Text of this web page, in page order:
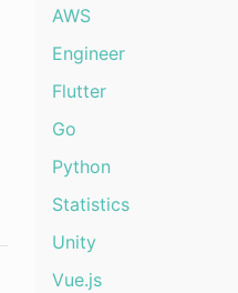
AWS
Engineer
Flutter
Go
Python
Statistics
Unity
Vue.js